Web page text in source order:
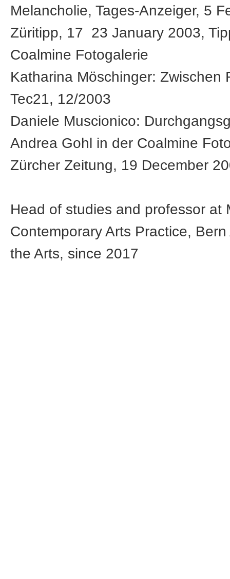
Melancholie, Tages-Anzeiger, 5
Züritipp, 17 ­ 23 January 2003,
Coalmine Fotogalerie
Katharina Möschinger: Zwischen
Tec21, 1­2/2003
Daniele Muscionico:
Andrea Gohl in der Coalmine
Zürcher Zeitung, 19 December
Head of studies and professor at
Contemporary Arts Practice,
the Arts, since 2017